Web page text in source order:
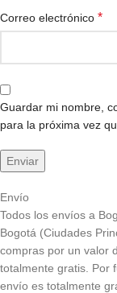
Correo electrónico *
Guardar mi nombre,
para la próxima vez
Envío
Todos los envíos a
Bogotá (Ciudades
compras por un valor
totalmente gratis. Por
envío es totalmente